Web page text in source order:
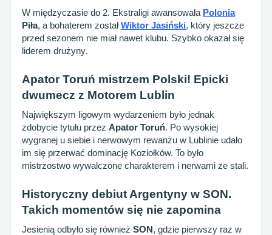
W międzyczasie do 2. Ekstraligi awansowała Polonia
Piła, a bohaterem zostałWiktor Jasiński, który jeszcze
przed sezonem nie miał nawet klubu. Szybko okazał się
liderem drużyny.
Apator Toruń mistrzem Polski! Epicki
dwumecz z Motorem Lublin
Największym ligowym wydarzeniem było jednak
zdobycie tytułu przez Apator Toruń. Po wysokiej
wygranej u siebie i nerwowym rewanżu w Lublinie udało
im się przerwać dominację Koziołków. To było
mistrzostwo wywalczone charakterem i nerwami ze stali.
Historyczny debiut Argentyny w SON.
Takich momentów się nie zapomina
Jesienią odbyło się również SON, gdzie pierwszy raz w